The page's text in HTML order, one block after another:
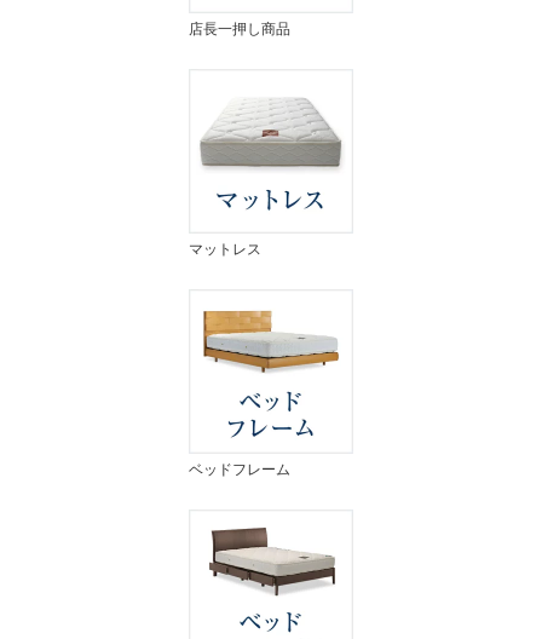
店長一押し商品
マットレス
ベッドフレーム